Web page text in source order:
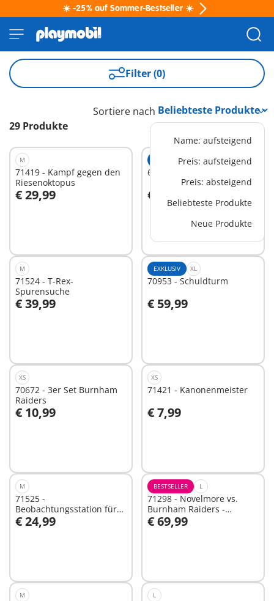
☀️ -25% auf Sommer-Bestseller ☀️
Filter (0)
29 Produkte
Sortiere nach
Name: aufsteigend
Preis: aufsteigend
Preis: absteigend
Beliebteste Produkte
Neue Produkte
M
71419 - Kampf gegen den
Riesenoktopus
€ 29,99
In den Warenkorb
EXKLUSIV XS
6590 - Drei Gladiatoren
€ 8,99In den Warenkorb
M
71524 - T-Rex-
Spurensuche
€ 39,99
In den Warenkorb
EXKLUSIV XL
70953 - Schuldturm
€ 59,99
In den Warenkorb
XS
70672 - 3er Set Burnham
Raiders
€ 10,99
In den Warenkorb
XS
71421 - Kanonenmeister
€ 7,99
In den Warenkorb
M
71525 -
Beobachtungsstation für
Dimorphodon
€ 24,99
In den Warenkorb
BESTSELLER L
71298 - Novelmore vs.
Burnham Raiders -
Turnierarena
€ 69,99
M L